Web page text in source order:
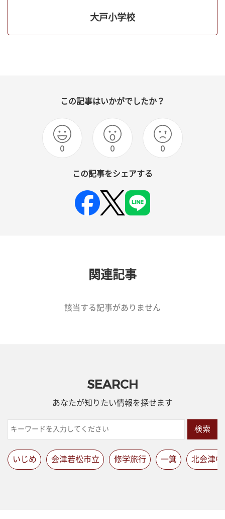
大戸小学校
この記事はいかがでしたか？
0 0 0
この記事をシェアする
関連記事
該当する記事がありません
SEARCH
あなたが知りたい情報を探せます
検索
いじめ 会津若松市立 修学旅行 一箕 北会津中